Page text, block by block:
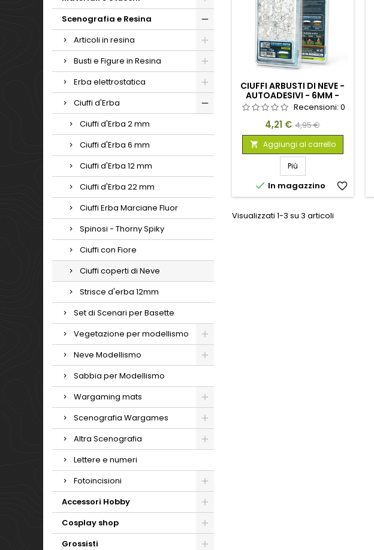
Scenografia e Resina
Articoli in resina
Busti e Figure in Resina
Erba elettrostatica
Ciuffi d'Erba
Ciuffi d'Erba 2 mm
Ciuffi d'Erba 6 mm
Ciuffi d'Erba 12 mm
Ciuffi d'Erba 22 mm
Ciuffi Erba Marciane Fluor
Spinosi - Thorny Spiky
Ciuffi con Fiore
Ciuffi coperti di Neve
Strisce d'erba 12mm
Set di Scenari per Basette
Vegetazione per modellismo
Neve Modellismo
Sabbia per Modellismo
Wargaming mats
Scenografia Wargames
Altra Scenografia
Lettere e numeri
Fotoincisioni
Accessori Hobby
Cosplay shop
Grossisti
CIUFFI ARBUSTI DI NEVE -
AUTOADESIVI - 6MM -
VERDERecensioni: 0
Prezzo
4,21 € Prezzo
base
4,95 €
 Aggiungi al carrello
Più
 In magazzino favorite_border
Visualizzati 1-3 su 3 articoli